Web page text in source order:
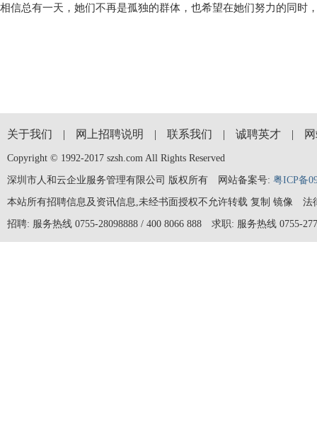
相信总有一天，她们不再是孤独的群体，也希望在她们努力的同时
关于我们 | 网上招聘说明 | 联系我们 | 诚聘英才 |
Copyright © 1992-2017 szsh.com All Rights Reserved
深圳市人和云企业服务管理有限公司 版权所有 网站备案号: 粤ICP备
本站所有招聘信息及资讯信息,未经书面授权不允许转载 复制 镜像 法
招聘: 服务热线 0755-28098888 / 400 8066 888 求职: 服务热线 0755-